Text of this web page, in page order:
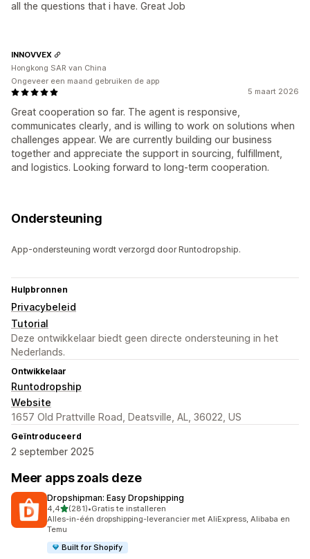
all the questions that i have. Great Job
5 maart 2026
Great cooperation so far. The agent is responsive,
communicates clearly, and is willing to work on solutions when
challenges appear. We are currently building our business
together and appreciate the support in sourcing, fulfillment,
and logistics. Looking forward to long-term cooperation.
INNOVVEX
Hongkong SAR van China
Ongeveer een maand gebruiken de app
Ondersteuning
App-ondersteuning wordt verzorgd door Runtodropship.
Hulpbronnen
Privacybeleid
Tutorial
Deze ontwikkelaar biedt geen directe ondersteuning in het
Nederlands.
Ontwikkelaar
Runtodropship
Website
1657 Old Prattville Road, Deatsville, AL, 36022, US
Geïntroduceerd
2 september 2025
Meer apps zoals deze
Dropshipman: Easy Dropshipping
4,4van 5 sterren
(281)
281 recensies in totaal
•Gratis te installeren
Alles-in-één dropshipping-leverancier met AliExpress, Alibaba en
Temu
Built for Shopify